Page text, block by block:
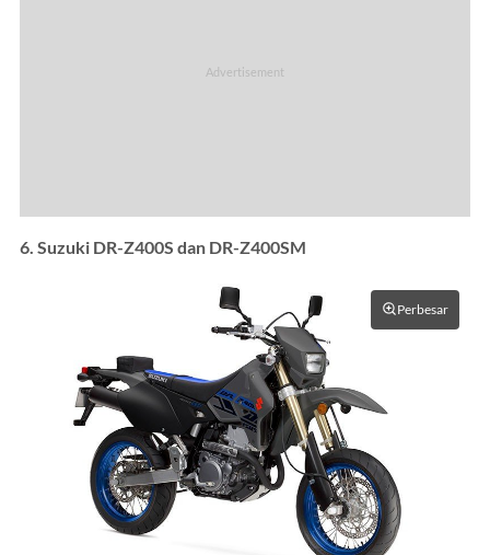
6. Suzuki DR-Z400S dan DR-Z400SM
Perbesar